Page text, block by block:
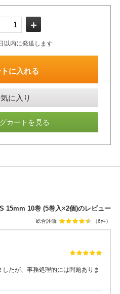
＋
以内に発送します
トに入れる
に入り
カートを見る
15mm 10巻 (5巻入×2個)のレビュー
総合評価: （6件）
たが、事務処理的には問題ありま